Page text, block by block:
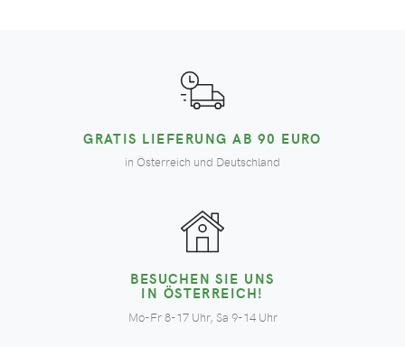
GRATIS LIEFERUNG AB 90 EURO
in Österreich und Deutschland
BESUCHEN SIE UNS
IN ÖSTERREICH!
Mo-Fr 8-17 Uhr, Sa 9-14 Uhr